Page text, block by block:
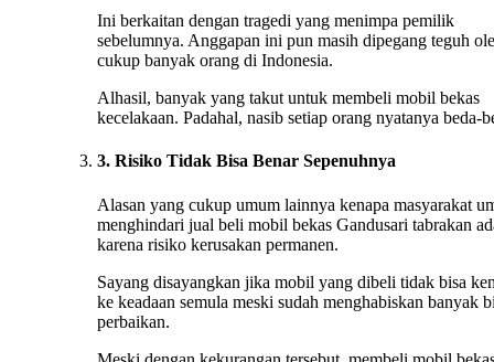
Ini berkaitan dengan tragedi yang menimpa pemilik
sebelumnya. Anggapan ini pun masih dipegang teguh
cukup banyak orang di Indonesia.
Alhasil, banyak yang takut untuk membeli mobil bekas
kecelakaan. Padahal, nasib setiap orang nyatanya beda-
3. Risiko Tidak Bisa Benar Sepenuhnya
Alasan yang cukup umum lainnya kenapa masyarakat
menghindari jual beli mobil bekas Gandusari tabrakan
karena risiko kerusakan permanen.
Sayang disayangkan jika mobil yang dibeli tidak bisa
ke keadaan semula meski sudah menghabiskan banyak
perbaikan.